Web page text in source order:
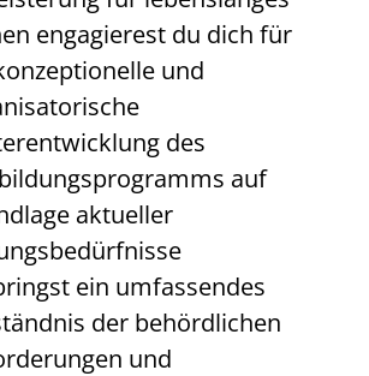
engagierest du dich für
und
des
auf
aktueller
ein umfassendes
der behördlichen
und